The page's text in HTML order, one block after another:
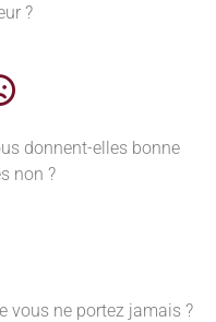
?
donnent-elles bonne
non ?
vous ne portez jamais ?